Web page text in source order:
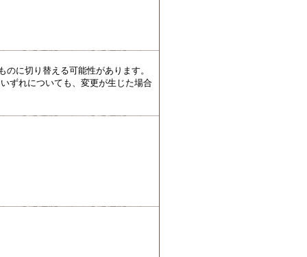
に切り替える可能性があります。
ずれについても、変更が生じた場合